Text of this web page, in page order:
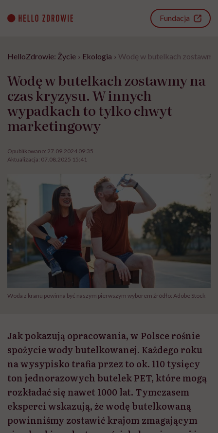
content
Fundacja
HelloZdrowie: Życie › Ekologia › Wodę w butelkach
Wodę w butelkach zostawmy na
czas kryzysu. W innych
wypadkach to tylko chwyt
marketingowy
Opublikowano: 27.09.2024 09:35
Aktualizacja: 07.08.2025 15:41
Woda z kranu powinna być naszym pierwszym wyborem źródło: Adobe Stock
Jak pokazują opracowania, w Polsce rośnie
spożycie wody butelkowanej. Każdego roku
na wysypisko trafia przez to ok. 110 tysięcy
ton jednorazowych butelek PET, które mogą
rozkładać się nawet 1000 lat. Tymczasem
eksperci wskazują, że wodę butelkowaną
powinniśmy zostawić krajom zmagającym